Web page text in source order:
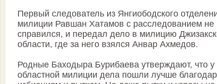
Первый следователь из Янгиободского
милиции Равшан Хатамов с расследованием не
справился, и передал дело в милицию
области, где за него взялся Анвар Ахмедов.
Родные Баходыра Бурибаева утверждают, что у
областной милиции дела пошли лучше